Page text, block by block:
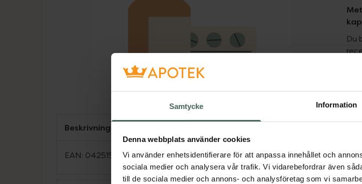
Samtycke Information
Denna webbplats använder cookies
Vi använder enhetsidentifierare för att anpassa innehållet och
sociala medier och analysera vår trafik. Vi vidarebefordrar även
till de sociala medier och annons- och analysföretag som vi
Du
Beskrivning
EAN: 04251595211104